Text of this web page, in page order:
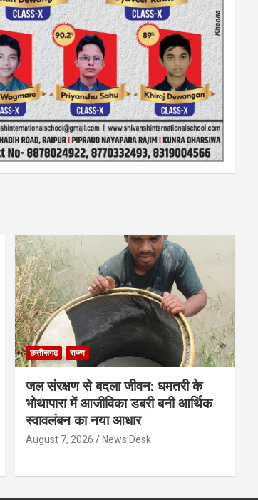
छत्तीसगढ़ राज्य
जल संरक्षण से बदला जीवन: धमतरी के
भोथापारा में आजीविका डबरी बनी आर्थिक
स्वावलंबन का नया आधार
August 7, 2026 News Desk